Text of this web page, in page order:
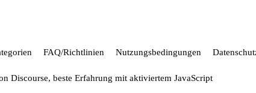
FAQ/Richtlinien Nutzungsbedingungen
Discourse, beste Erfahrung mit aktiviertem JavaScript